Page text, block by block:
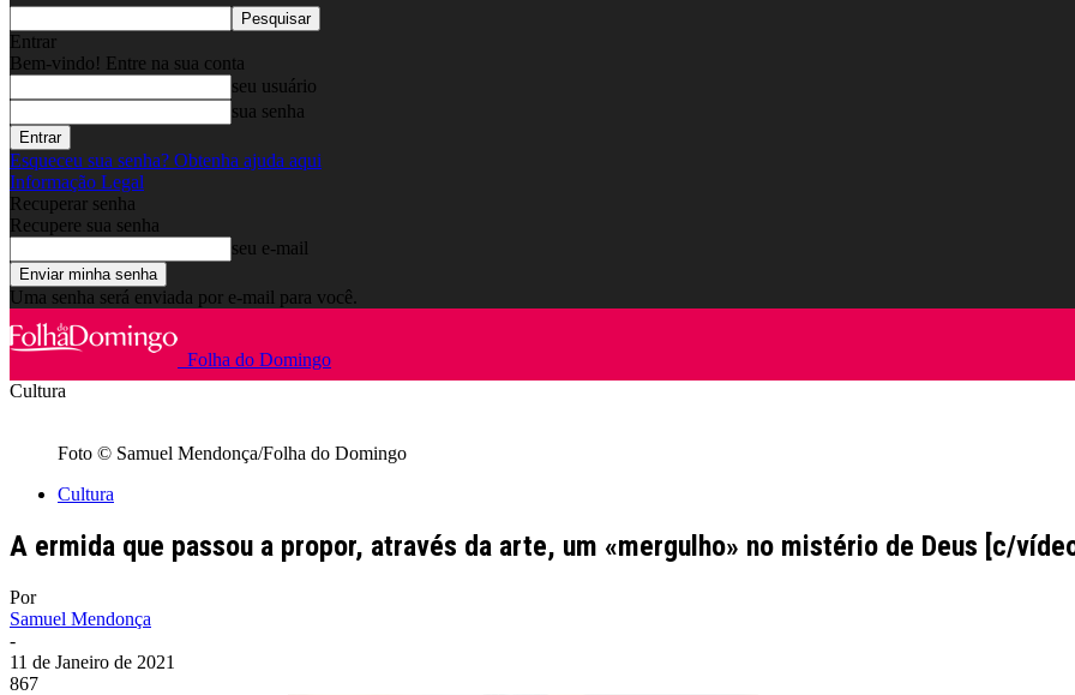
Entrar
Bem-vindo! Entre na sua conta
seu usuário
sua senha
Esqueceu sua senha? Obtenha ajuda aqui
Informação Legal
Recuperar senha
Recupere sua senha
seu e-mail
Uma senha será enviada por e-mail para você.
Folha do Domingo
Cultura
Foto © Samuel Mendonça/Folha do Domingo
Cultura
A ermida que passou a propor, através da arte, um «mergulho» no mistério de Deus [c/
Por
Samuel Mendonça
-
11 de Janeiro de 2021
867